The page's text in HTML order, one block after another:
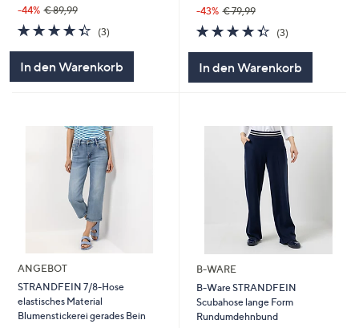
-44% € 89,99
4.3
von
(3)3
In den Warenkorb
-43% € 79,99
4.3
von
(3)3
In den Warenkorb
ANGEBOT
STRANDFEIN 7/8-Hose
elastisches Material
Blumenstickerei gerades Bein
B-WARE
B-Ware STRANDFEIN
Scubahose lange Form
Rundumdehnbund